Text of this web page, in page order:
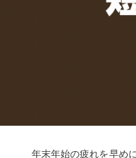
年末年始の疲れを早め